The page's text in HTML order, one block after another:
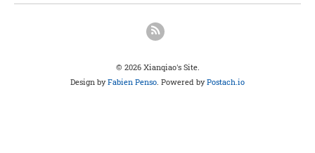
© 2026 Xianqiao's Site.
Design byFabien Penso. Powered byPostach.io